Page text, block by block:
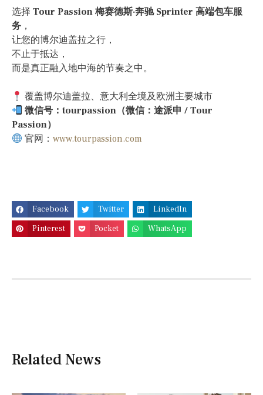
选择 Tour Passion 梅赛德斯·奔驰 Sprinter 高端包车服
务 ，
让您的博尔迪盖拉之行，
不止于抵达，
而是真正融入地中海的节奏之中。
覆盖博尔迪盖拉、意大利全境及欧洲主要城市
微信号：tourpassion（微信：途派申 / Tour
Passion）
官网：www.tourpassion.com
Facebook Twitter
LinkedIn
Pinterest
Pocket WhatsApp
Related News